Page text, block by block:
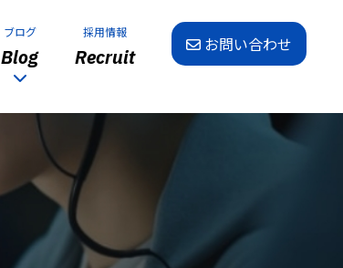
ブログ
Blog
採用情報
Recruit
お問い合わせ